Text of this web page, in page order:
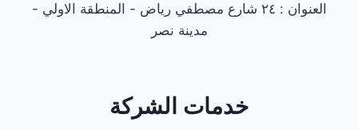
العنوان : ٢٤ شارع مصطفي رياض - المنطقة الاولي -
مدينة نصر
خدمات الشركة